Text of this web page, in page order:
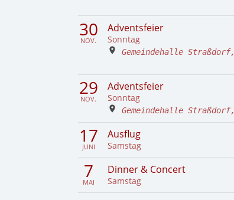
30
NOV.
Adventsfeier
Sonntag
Gemeindehalle
29
NOV.
Adventsfeier
Sonntag
Gemeindehalle
17
JUNI
Ausflug
Samstag
7
MAI
Dinner & Concert
Samstag